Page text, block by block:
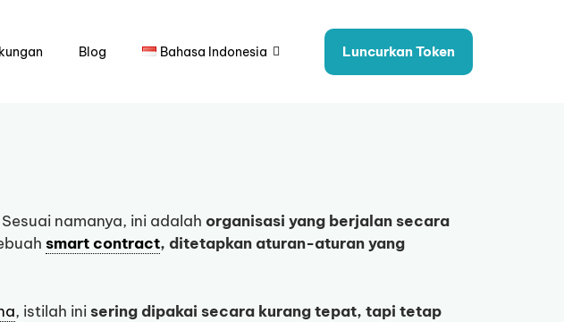
Blog Bahasa Indonesia Luncurkan Token
Sesuai namanya, ini adalah organisasi yang berjalan secara
smart contract, ditetapkan aturan-aturan yang
, istilah ini sering dipakai secara kurang tepat, tapi tetap